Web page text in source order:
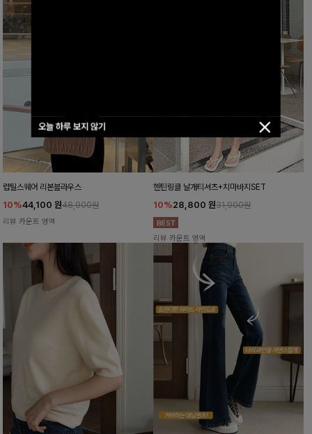
오늘 하루 보지 않기
럽틸스퀘어 리본블라우스
10%44,100 원48,900원
리뷰 카운트 영역
헨틴링클 날개티셔츠+치마바지SET
10%28,800 원31,900원
리뷰 카운트 영역